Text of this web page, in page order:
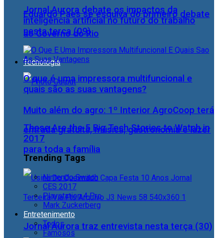
Eduardo Paes se esquiva do primeiro debate
ao Governo do Rio
Tecnologia
Muito além do agro: 1º Interior AgroCoop terá
entrada gratuita, música, gastronomia e lazer
para toda a família
Jornal Aurora traz entrevista nesta terça (30)
Jornal Aurora debate os impactos da
inteligência artificial no futuro do trabalho
nesta terça (09)
O que é uma impressora multifuncional e
quais são as suas vantagens?
These Are the 5 Big Tech Stories to Watch in
2017
Trending Tags
Nintendo Switch
CES 2017
Playstation 4 Pro
Mark Zuckerberg
Entretenimento
Todos
Famosos